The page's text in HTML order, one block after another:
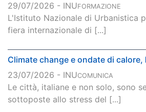
29/07/2026 - INUFORMAZIONE
L'Istituto Nazionale di Urbanistica
fiera internazionale di [...]
Climate change e ondate di
23/07/2026 - INUCOMUNICA
Le città, italiane e non solo, sono
sottoposte allo stress del [...]